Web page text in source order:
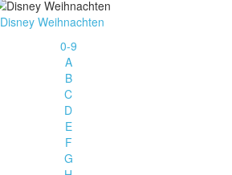
Disney Weihnachten
0-9
A
B
C
D
E
F
G